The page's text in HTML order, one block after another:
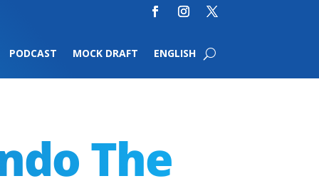
PODCAST MOCK DRAFT ENGLISH
The